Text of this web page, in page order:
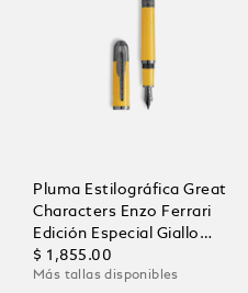
Pluma Estilográfica Great
Characters Enzo Ferrari
Edición Especial Giallo
Modena
$ 1,855.00
Más tallas disponibles